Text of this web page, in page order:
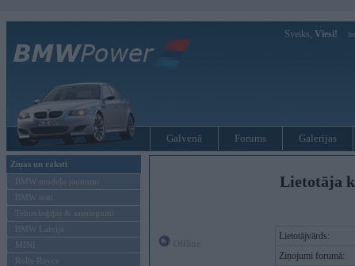
Sveiks, Viesi!
Galvenā Forums Galerijas
Ziņas un raksti
BMW modeļu jaunumi
BMW testi
Tehnoloģijas & sasniegumi
BMW Latvijā
MINI
Rolls-Royce
Lietotāja
Lietotājvārds:
Ziņojumi forumā: